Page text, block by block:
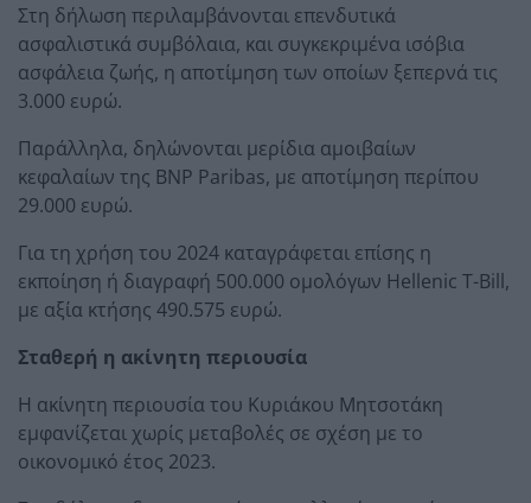
Στη δήλωση περιλαμβάνονται επενδυτικά
ασφαλιστικά συμβόλαια, και συγκεκριμένα ισόβια
ασφάλεια ζωής, η αποτίμηση των οποίων ξεπερνά τις
3.000 ευρώ.
Παράλληλα, δηλώνονται μερίδια αμοιβαίων
κεφαλαίων της BNP Paribas, με αποτίμηση περίπου
29.000 ευρώ.
Για τη χρήση του 2024 καταγράφεται επίσης η
εκποίηση ή διαγραφή 500.000 ομολόγων Hellenic T-Bill,
με αξία κτήσης 490.575 ευρώ.
Σταθερή η ακίνητη περιουσία
Η ακίνητη περιουσία του Κυριάκου Μητσοτάκη
εμφανίζεται χωρίς μεταβολές σε σχέση με το
οικονομικό έτος 2023.